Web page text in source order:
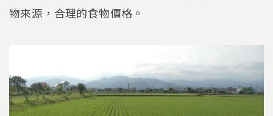
物來源，合理的食物價格。